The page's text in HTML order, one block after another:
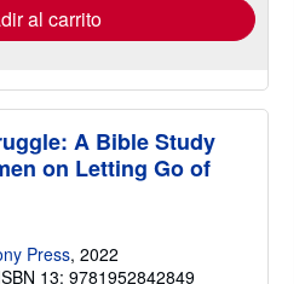
envíoal carrito
A Bible Study
on Letting Go of
Press, 2022
13: 9781952842849